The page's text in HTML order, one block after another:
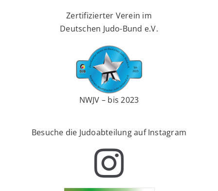
Zertifizierter Verein im
Deutschen Judo-Bund e.V.
NWJV – bis 2023
Besuche die Judoabteilung auf Instagram